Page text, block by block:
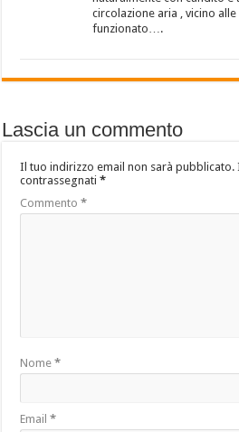
circolazione aria , vicino
funzionato….
Lascia un commento
Il tuo indirizzo email non sarà pubblicato.
contrassegnati*
Commento*
Nome*
Email*